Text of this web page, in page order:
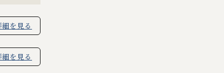
細を見る
細を見る